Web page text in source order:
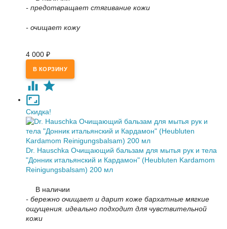
- предотвращает стягивание кожи
- очищает кожу
4 000 ₽
Скидка!
Dr. Hauschka Очищающий бальзам для мытья рук и тела
"Донник итальянский и Кардамон" (Heubluten Kardamom
Reinigungsbalsam) 200 мл
В наличии
- бережно очищает и дарит коже бархатные мягкие
ощущения. идеально подходит для чувствительной
кожи